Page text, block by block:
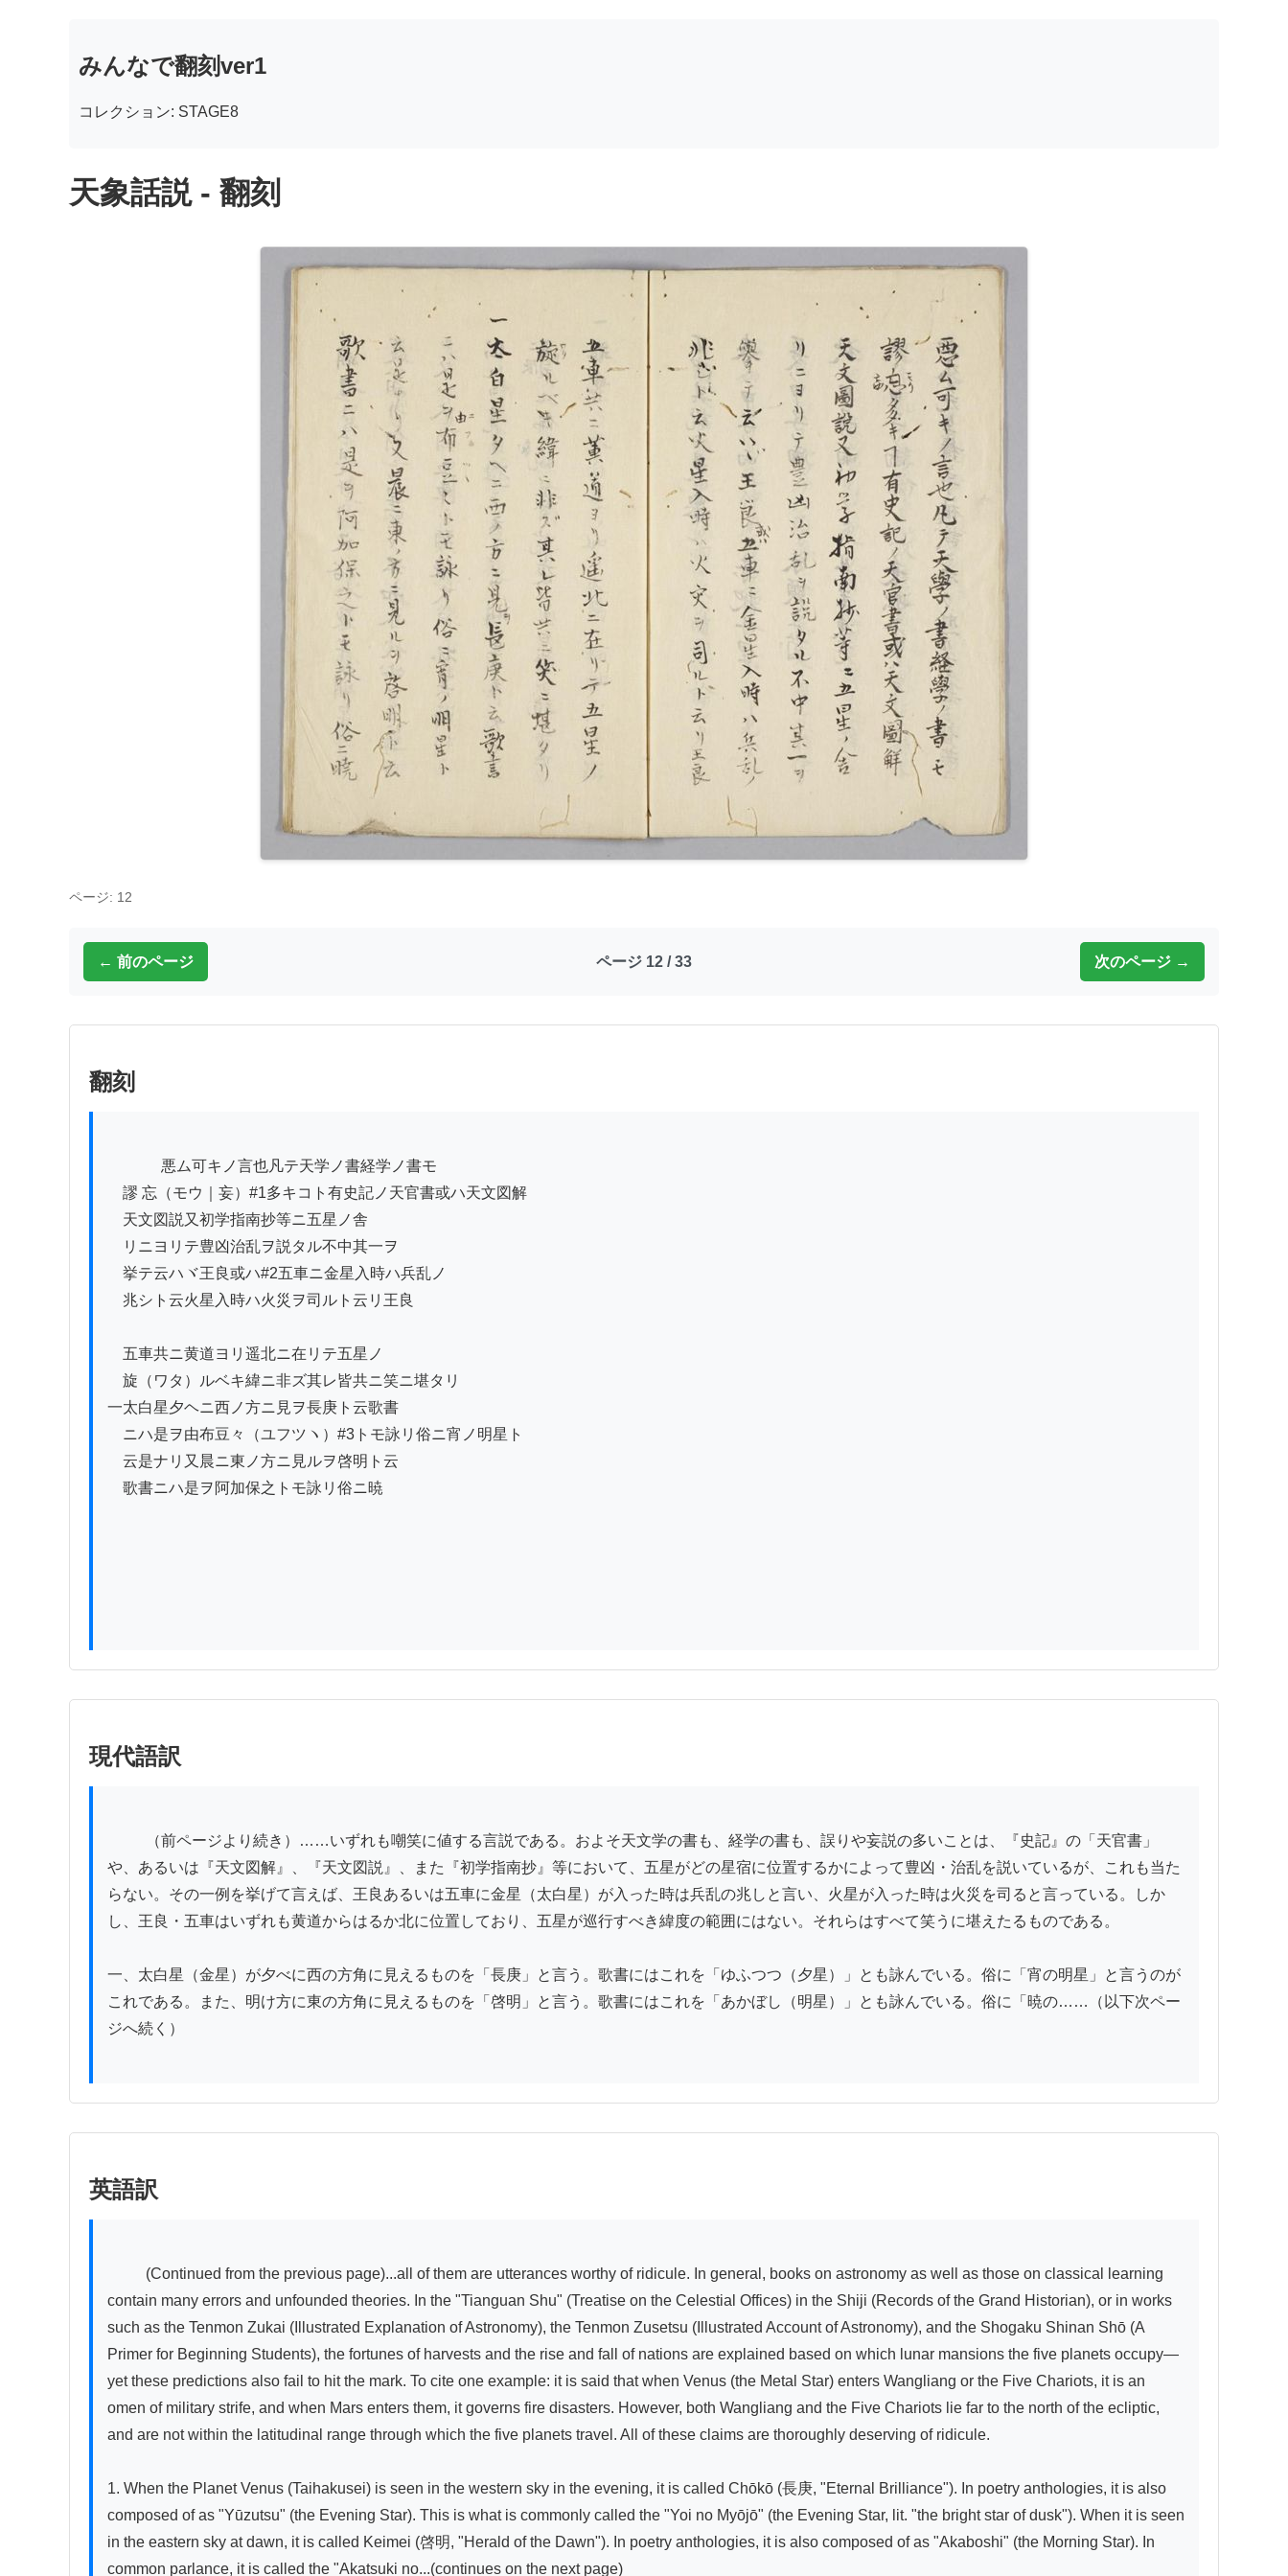
みんなで翻刻ver1
コレクション: STAGE8
天象話説 - 翻刻
ページ: 12
← 前のページ ページ 12 / 33 次のページ →
翻刻
謬 忘（モウ｜妄）#1多キコト有史記ノ天官書或ハ天文図解
天文図説又初学指南抄等ニ五星ノ舎
リニヨリテ豊凶治乱ヲ説タル不中其一ヲ
挙テ云ハヾ王良或ハ#2五車ニ金星入時ハ兵乱ノ
兆シト云火星入時ハ火災ヲ司ルト云リ王良
五車共ニ黄道ヨリ遥北ニ在リテ五星ノ
旋（ワタ）ルベキ緯ニ非ズ其レ皆共ニ笑ニ堪タリ
一太白星夕ヘニ西ノ方ニ見ヲ長庚ト云歌書
ニハ是ヲ由布豆々（ユフツヽ）#3トモ詠リ俗ニ宵ノ明星ト
云是ナリ又晨ニ東ノ方ニ見ルヲ啓明ト云
歌書ニハ是ヲ阿加保之トモ詠リ俗ニ暁
現代語訳
や、あるいは『天文図解』、『天文図説』、また『初学指南抄』等において、五星がどの星宿に位置するかによって豊凶・治乱を説いているが、これも当た
らない。その一例を挙げて言えば、王良あるいは五車に金星（太白星）が入った時は兵乱の兆しと言い、火星が入った時は火災を司ると言っている。しか
し、王良・五車はいずれも黄道からはるか北に位置しており、五星が巡行すべき緯度の範囲にはない。それらはすべて笑うに堪えたるものである。
一、太白星（金星）が夕べに西の方角に見えるものを「長庚」と言う。歌書にはこれを「ゆふつつ（夕星）」とも詠んでいる。俗に「宵の明星」と言うのが
これである。また、明け方に東の方角に見えるものを「啓明」と言う。歌書にはこれを「あかぼし（明星）」とも詠んでいる。俗に「暁の……（以下次ペー
ジへ続く）
英語訳
contain many errors and unfounded theories. In the "Tianguan Shu" (Treatise on the Celestial Offices) in the Shiji (Records of the Grand Historian), or in works
such as the Tenmon Zukai (Illustrated Explanation of Astronomy), the Tenmon Zusetsu (Illustrated Account of Astronomy), and the Shogaku Shinan Shō (A
Primer for Beginning Students), the fortunes of harvests and the rise and fall of nations are explained based on which lunar mansions the five planets occupy—
yet these predictions also fail to hit the mark. To cite one example: it is said that when Venus (the Metal Star) enters Wangliang or the Five Chariots, it is an
omen of military strife, and when Mars enters them, it governs fire disasters. However, both Wangliang and the Five Chariots lie far to the north of the ecliptic,
and are not within the latitudinal range through which the five planets travel. All of these claims are thoroughly deserving of ridicule.
1. When the Planet Venus (Taihakusei) is seen in the western sky in the evening, it is called Chōkō (長庚, "Eternal Brilliance"). In poetry anthologies, it is also
composed of as "Yūzutsu" (the Evening Star). This is what is commonly called the "Yoi no Myōjō" (the Evening Star, lit. "the bright star of dusk"). When it is seen
in the eastern sky at dawn, it is called Keimei (啓明, "Herald of the Dawn"). In poetry anthologies, it is also composed of as "Akaboshi" (the Morning Star). In
common parlance, it is called the "Akatsuki no...(continues on the next page)